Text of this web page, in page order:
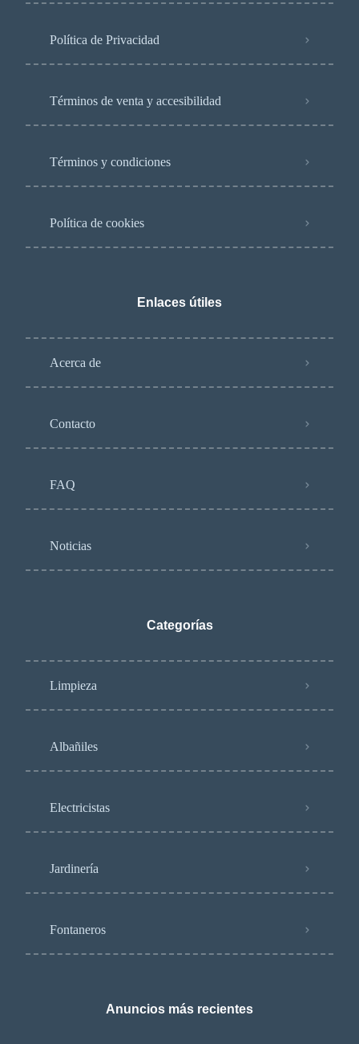
Política de Privacidad
Términos de venta y accesibilidad
Términos y condiciones
Política de cookies
Enlaces útiles
Acerca de
Contacto
FAQ
Noticias
Categorías
Limpieza
Albañiles
Electricistas
Jardinería
Fontaneros
Anuncios más recientes